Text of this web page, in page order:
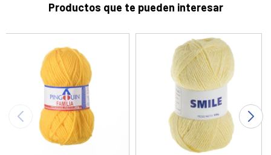
Productos que te pueden interesar